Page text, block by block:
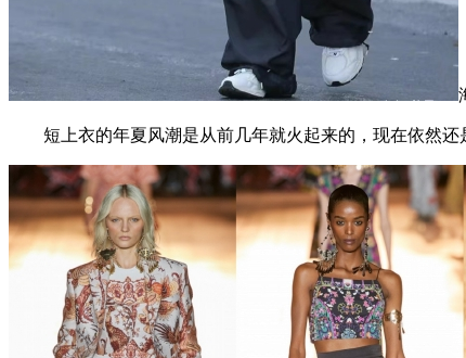
短上衣的年夏风潮是从前几年就火起来的，现在依然还